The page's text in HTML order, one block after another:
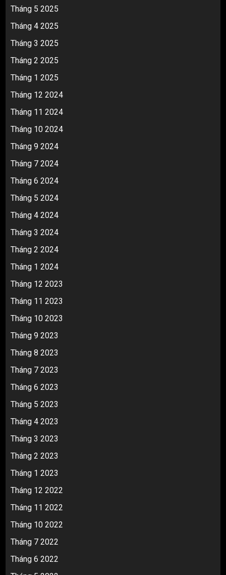
Tháng 5 2025
Tháng 4 2025
Tháng 3 2025
Tháng 2 2025
Tháng 1 2025
Tháng 12 2024
Tháng 11 2024
Tháng 10 2024
Tháng 9 2024
Tháng 7 2024
Tháng 6 2024
Tháng 5 2024
Tháng 4 2024
Tháng 3 2024
Tháng 2 2024
Tháng 1 2024
Tháng 12 2023
Tháng 11 2023
Tháng 10 2023
Tháng 9 2023
Tháng 8 2023
Tháng 7 2023
Tháng 6 2023
Tháng 5 2023
Tháng 4 2023
Tháng 3 2023
Tháng 2 2023
Tháng 1 2023
Tháng 12 2022
Tháng 11 2022
Tháng 10 2022
Tháng 7 2022
Tháng 6 2022